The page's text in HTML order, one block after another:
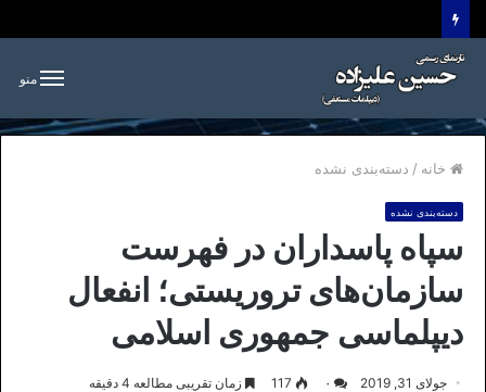
منو
خانه / دسته‌بندی نشده
دسته‌بندی نشده
سپاه پاسداران در فهرست
سازمان‌های تروریستی؛ انفعال
دیپلماسی جمهوری اسلامی
جولای 31, 2019 ۰ 117 زمان تقریبی مطالعه 4 دقیقه